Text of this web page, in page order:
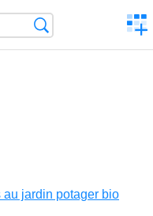
un
jardin potager bio